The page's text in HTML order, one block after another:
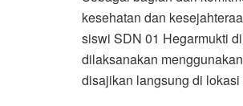
kesehatan dan
siswi SDN 01 Hegarmukti
dilaksanakan
disajikan langsung di lokasi